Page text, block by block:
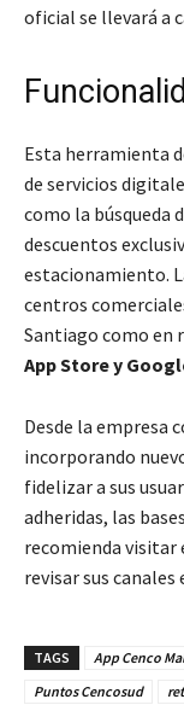
oficial se llevará a
Esta herramienta
de servicios
como la búsqueda
descuentos
estacionamiento.
centros
Santiago como en
App Store y
Desde la empresa
incorporando
fidelizar a sus
adheridas, las
recomienda
revisar sus canales
TAGS App Cenco
Puntos Cencosud